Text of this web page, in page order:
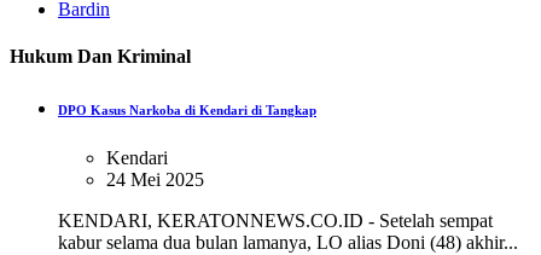
Bardin
Hukum Dan Kriminal
DPO Kasus Narkoba di Kendari di Tangkap
Kendari
24 Mei 2025
KENDARI, KERATONNEWS.CO.ID - Setelah sempat
kabur selama dua bulan lamanya, LO alias Doni (48) akhir...